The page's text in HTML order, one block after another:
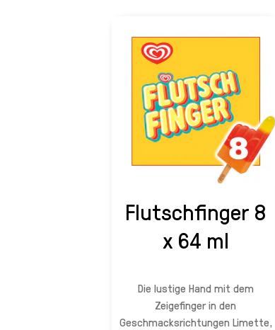
Flutschfinger 8
x 64 ml
Die lustige Hand mit dem
Zeigefinger in den
Geschmacksrichtungen Limette,